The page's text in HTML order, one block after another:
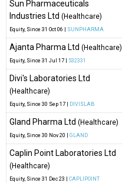
Sun Pharmaceuticals
Industries Ltd (Healthcare)
Equity, Since 31 Oct 06 | SUNPHARMA
Ajanta Pharma Ltd (Healthcare)
Equity, Since 31 Jul 17 | 532331
Divi's Laboratories Ltd
(Healthcare)
Equity, Since 30 Sep 17 | DIVISLAB
Gland Pharma Ltd (Healthcare)
Equity, Since 30 Nov 20 | GLAND
Caplin Point Laboratories Ltd
(Healthcare)
Equity, Since 31 Dec 23 | CAPLIPOINT